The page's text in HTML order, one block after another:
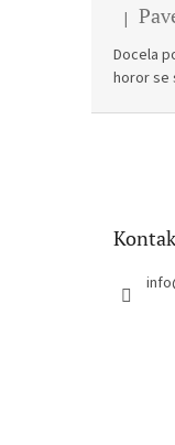
|
Docela
horor se
info